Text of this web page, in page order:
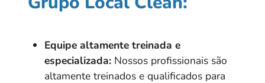
Equipe altamente treinada e
especializada: Nossos profissionais são
altamente treinados e qualificados para